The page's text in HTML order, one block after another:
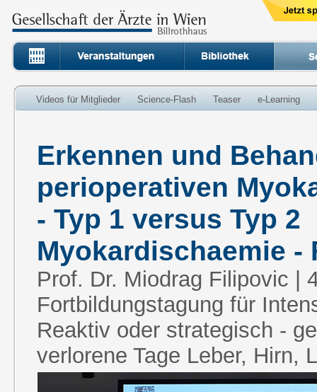
Videos für Mitglieder Science-Flash Teaser e-Learning
Erkennen und
perioperativen
- Typ 1 versus Typ 2
Myokardischaemie -
Prof. Dr. Miodrag Filipovic |
Fortbildungstagung für
Reaktiv oder strategisch -
verlorene Tage Leber, Hirn,